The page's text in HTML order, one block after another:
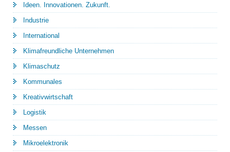
Ideen. Innovationen. Zukunft.
Industrie
International
Klimafreundliche Unternehmen
Klimaschutz
Kommunales
Kreativwirtschaft
Logistik
Messen
Mikroelektronik